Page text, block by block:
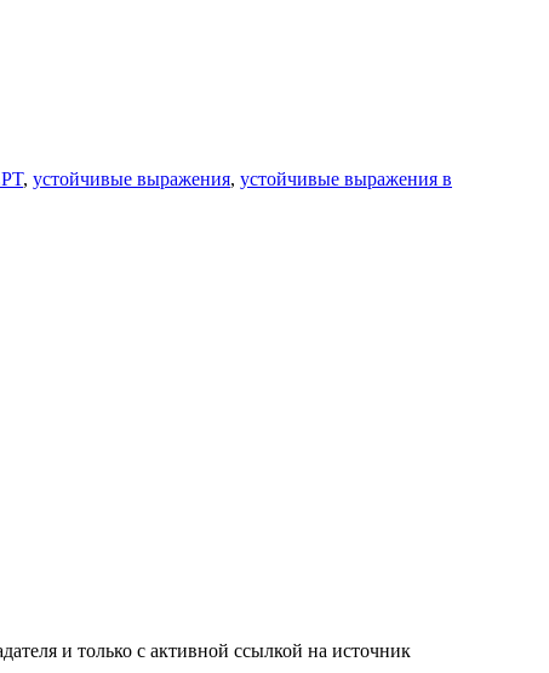
, устойчивые выражения, устойчивые выражения в
и только с активной ссылкой на источник